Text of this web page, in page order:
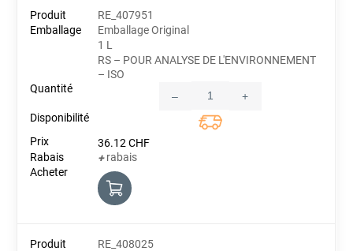
RE_407951
Emballage Original
1 L
RS – POUR ANALYSE DE L'ENVIRONNEMENT
– ISO
Quantity
– +
36.12CHF
+rabais
RE_408025